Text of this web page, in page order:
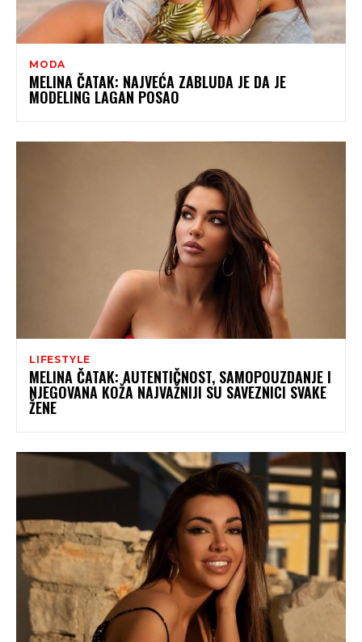
MODA
MELINA ČATAK: NAJVEĆA ZABLUDA JE DA JE
MODELING LAGAN POSAO
LIFESTYLE
MELINA ČATAK: AUTENTIČNOST, SAMOPOUZDANJE I
NJEGOVANA KOŽA NAJVAŽNIJI SU SAVEZNICI SVAKE
ŽENE